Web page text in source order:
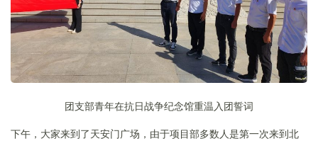
团支部青年在抗日战争纪念馆重温入团誓词
下午，大家来到了天安门广场，由于项目部多数人是第一次来到北